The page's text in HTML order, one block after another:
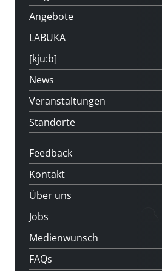
Angebote
LABUKA
[kju:b]
News
Veranstaltungen
Standorte
Feedback
Kontakt
Über uns
Jobs
Medienwunsch
FAQs